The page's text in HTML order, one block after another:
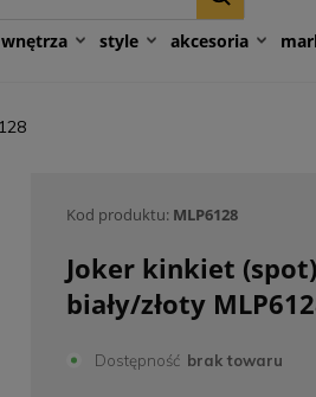
wnętrza style akcesoria
Kod produktu: MLP6128
Joker kinkiet
biały/złoty
Dostępność brak towaru